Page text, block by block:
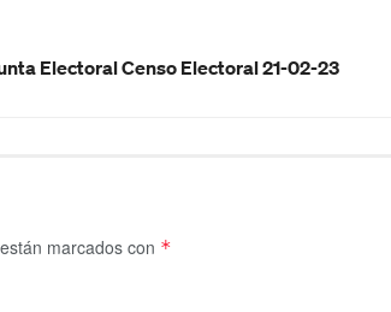
Electoral Censo Electoral 21-02-23
marcados con *